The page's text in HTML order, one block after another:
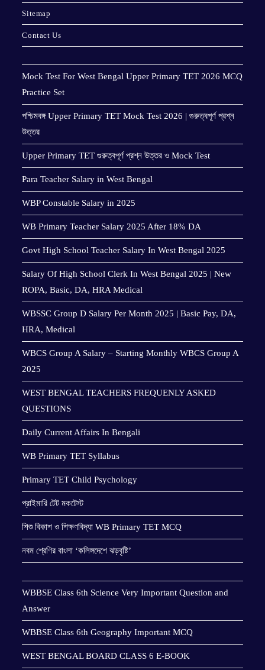
Sitemap
Contact Us
Mock Test For West Bengal Upper Primary TET 2026 MCQ
Practice Set
পশ্চিমবঙ্গ Upper Primary TET Mock Test 2026 | গুরুত্বপূর্ণ প্রশ্ন
উত্তর
Upper Primary TET গুরুত্বপূর্ণ প্রশ্ন উত্তর ও Mock Test
Para Teacher Salary in West Bengal
WBP Constable Salary in 2025
WB Primary Teacher Salary 2025 After 18% DA
Govt High School Teacher Salary In West Bengal 2025
Salary Of High School Clerk In West Bengal 2025 | New
ROPA, Basic, DA, HRA Medical
WBSSC Group D Salary Per Month 2025 | Basic Pay, DA,
HRA, Medical
WBCS Group A Salary – Starting Monthly WBCS Group A
2025
WEST BENGAL TEACHERS FREQUENLY ASKED
QUESTIONS
Daily Current Affairs In Bengali
WB Primary TET Syllabus
Primary TET Child Psychology
প্রাইমারি টেট মকটেস্ট
শিশু বিকাশ ও শিক্ষণবিদ্যা WB Primary TET MCQ
নবম শ্রেণির বাংলা ‘কলিঙ্গদেশে ঝড়বৃষ্টি’
WBBSE Class 6th Science Very Important Question and
Answer
WBBSE Class 6th Geography Important MCQ
WEST BENGAL BOARD CLASS 6 E-BOOK